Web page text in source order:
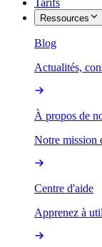
Tarifs
Ressources
Blog
Actualités,
À propos de
Notre mission
Centre d'aide
Apprenez à